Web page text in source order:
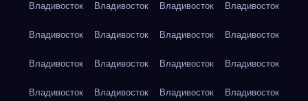
Владивосток Владивосток Владивосток Владивосток
Владивосток Владивосток Владивосток Владивосток
Владивосток Владивосток Владивосток Владивосток
Владивосток Владивосток Владивосток Владивосток